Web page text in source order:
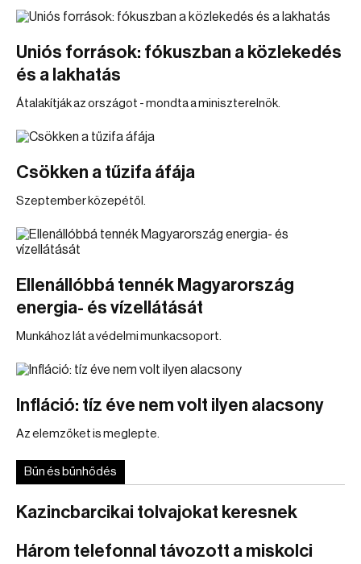
Uniós források: fókuszban a közlekedés
és a lakhatás
Átalakítják az országot - mondta a miniszterelnök.
Csökken a tűzifa áfája
Szeptember közepétől.
Ellenállóbbá tennék Magyarország
energia- és vízellátását
Munkához lát a védelmi munkacsoport.
Infláció: tíz éve nem volt ilyen alacsony
Az elemzőket is meglepte.
Bűn és bűnhődés
Kazincbarcikai tolvajokat keresnek
Három telefonnal távozott a miskolci